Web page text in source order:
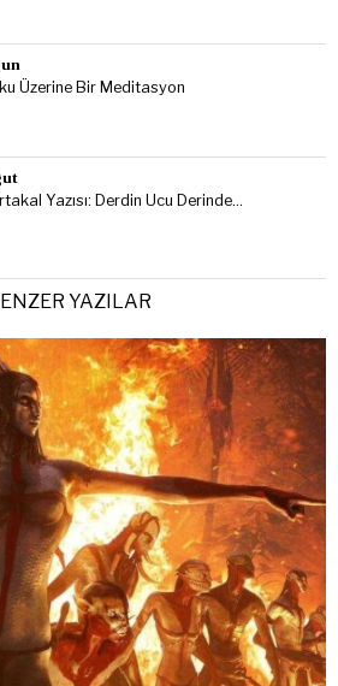
Üzerine Bir Meditasyon
Yazısı: Derdin Ucu Derinde…
YAZILAR